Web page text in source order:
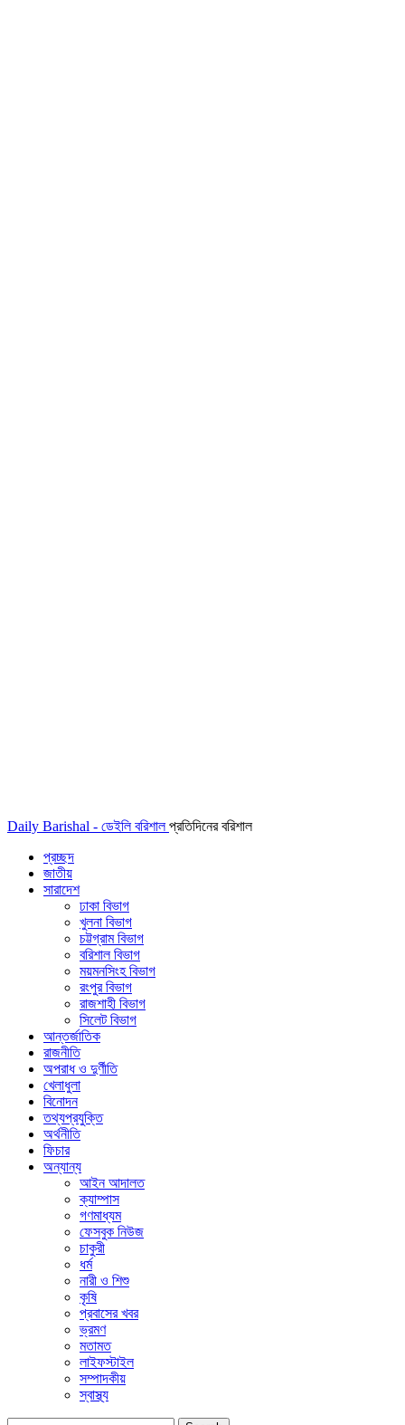
Daily Barishal - ডেইলি বরিশাল প্রতিদিনের বরিশাল
প্রচ্ছদ
জাতীয়
সারাদেশ
ঢাকা বিভাগ
খুলনা বিভাগ
চট্টগ্রাম বিভাগ
বরিশাল বিভাগ
ময়মনসিংহ বিভাগ
রংপুর বিভাগ
রাজশাহী বিভাগ
সিলেট বিভাগ
আন্তর্জাতিক
রাজনীতি
অপরাধ ও দুর্ণীতি
খেলাধুলা
বিনোদন
তথ্যপ্রযুক্তি
অর্থনীতি
ফিচার
অন্যান্য
আইন আদালত
ক্যাম্পাস
গণমাধ্যম
ফেসবুক নিউজ
চাকুরী
ধর্ম
নারী ও শিশু
কৃষি
প্রবাসের খবর
ভ্রমণ
মতামত
লাইফস্টাইল
সম্পাদকীয়
স্বাস্থ্য